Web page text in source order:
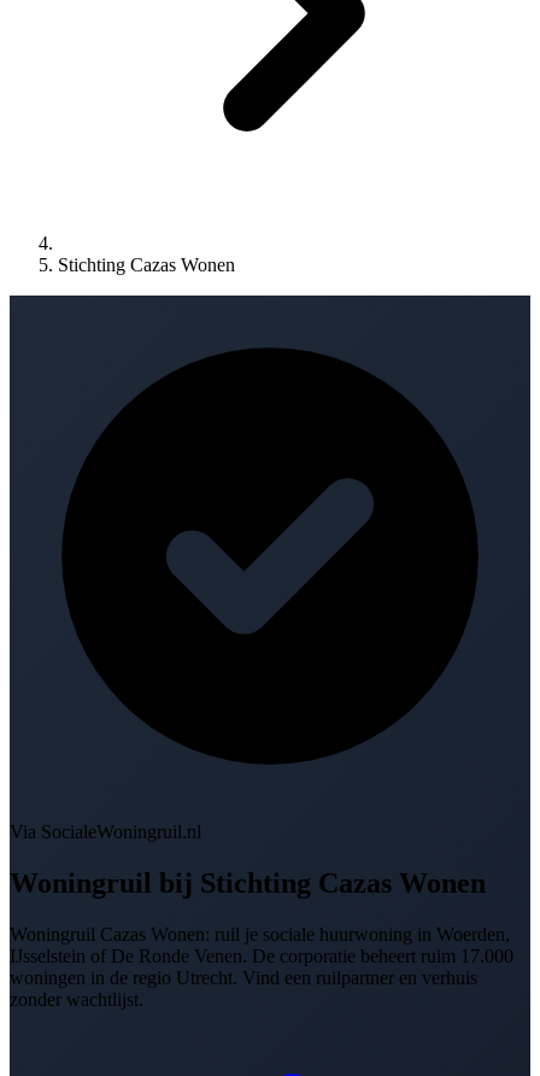
Stichting Cazas Wonen
Via SocialeWoningruil.nl
Woningruil bij Stichting Cazas Wonen
Woningruil Cazas Wonen: ruil je sociale huurwoning in Woerden,
IJsselstein of De Ronde Venen. De corporatie beheert ruim 17.000
woningen in de regio Utrecht. Vind een ruilpartner en verhuis
zonder wachtlijst.